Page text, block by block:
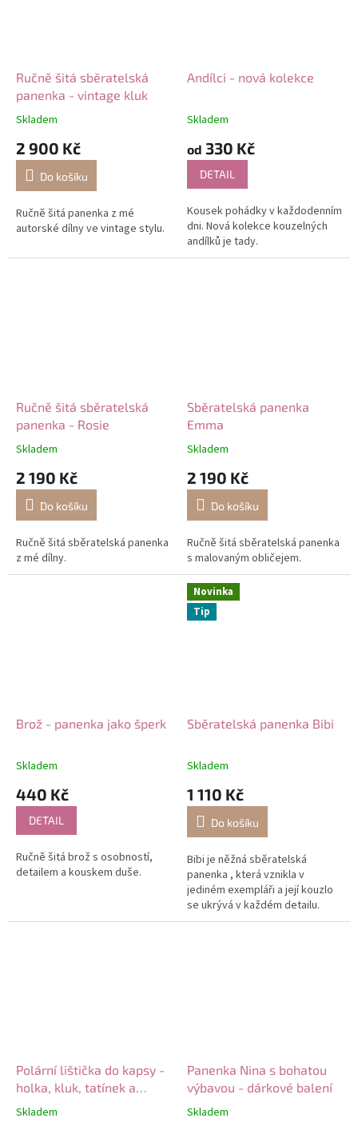
k
é
p
a
e
n
y
z
n
c
h
Č
Ručně šitá sběratelská
panenka - vintage kluk
Skladem
2 900 Kč
Do košíku
Ručně šitá panenka z mé
autorské dílny ve vintage stylu.
Andílci - nová kolekce
Skladem
od 330 Kč
DETAIL
Kousek pohádky v každodenním
dni. Nová kolekce kouzelných
andílků je tady.
Ručně šitá sběratelská
panenka - Rosie
Skladem
2 190 Kč
Do košíku
Ručně šitá sběratelská panenka
z mé dílny.
Sběratelská panenka
Emma
Skladem
2 190 Kč
Do košíku
Ručně šitá sběratelská panenka
s malovaným obličejem.
Brož - panenka jako šperk
Skladem
440 Kč
DETAIL
Ručně šitá brož s osobností,
detailem a kouskem duše.
Novinka
Tip
Sběratelská panenka Bibi
Skladem
1 110 Kč
Do košíku
Bibi je něžná sběratelská
panenka , která vznikla v
jediném exempláři a její kouzlo
se ukrývá v každém detailu.
Polární lištička do kapsy -
holka, kluk, tatínek a
maminka
Skladem
Panenka Nina s bohatou
výbavou - dárkové balení
Skladem